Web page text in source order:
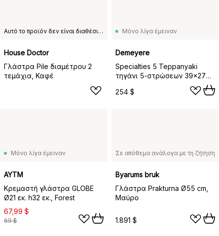
Αυτό το προϊόν δεν είναι διαθέσιμο στη χώρα παράδοσης που έχετε επιλέξει.
House Doctor
Γλάστρα Pile διαμέτρου 2
τεμάχια, Καφέ
Μόνο λίγα έμειναν
Demeyere
Specialties 5 Teppanyaki
τηγάνι 5-στρώσεων 39x27
εκ., Ανοξείδωτο ατσάλι
254 $
Μόνο λίγα έμειναν
AYTM
Κρεμαστή γλάστρα GLOBE
Ø21 εκ. h32 εκ., Forest
67,99 $
69 $
Σε απόθεμα ανάλογα με τη ζήτηση
Byarums bruk
Γλάστρα Prakturna Ø55 cm,
Μαύρο
1.891 $